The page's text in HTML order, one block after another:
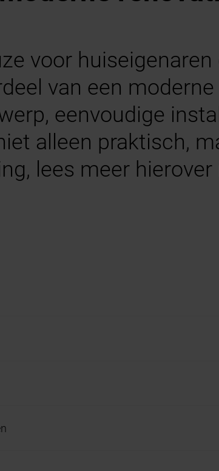
voor huiseigenaren
van een
eenvoudige
alleen praktisch,
lees meer hierover